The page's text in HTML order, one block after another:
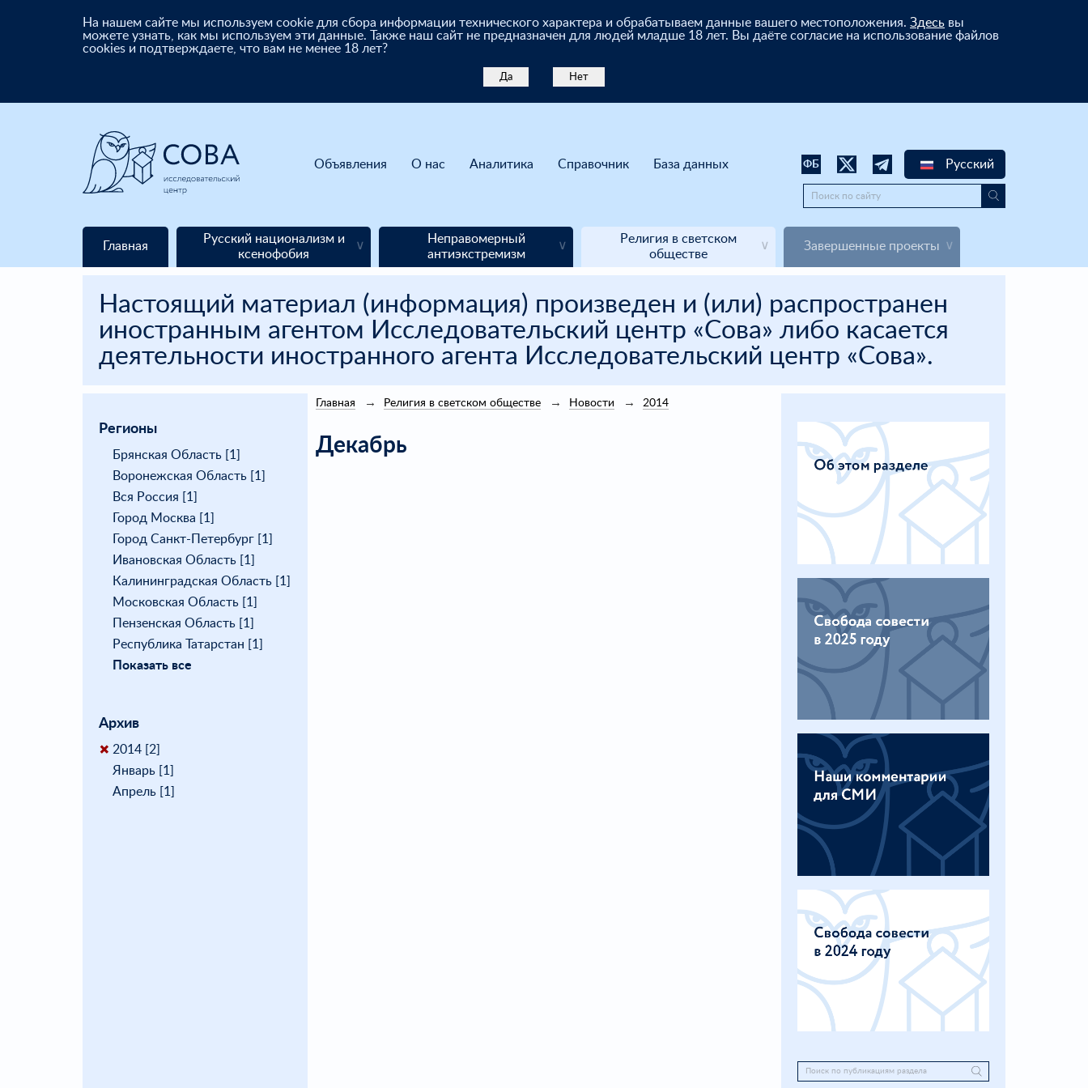
На нашем сайте мы используем cookie для сбора информации технического характера и обрабатываем данные вашего местоположения. Здесь вы
можете узнать, как мы используем эти данные. Также наш сайт не предназначен для людей младше 18 лет. Вы даёте согласие на использование файлов
cookies и подтверждаете, что вам не менее 18 лет?
Да Нет
Объявления О нас Аналитика Справочник База данных ФБ Русский
Главная
Русский национализм и
ксенофобия
Неправомерный
антиэкстремизм
Религия в светском
обществе
Завершенные проекты
Настоящий материал (информация) произведен и (или) распространен
иностранным агентом Исследовательский центр «Сова» либо касается
деятельности иностранного агента Исследовательский центр «Сова».
Регионы
Брянская Область [1]
Воронежская Область [1]
Вся Россия [1]
Город Москва [1]
Город Санкт-Петербург [1]
Ивановская Область [1]
Калининградская Область [1]
Московская Область [1]
Пензенская Область [1]
Республика Татарстан [1]
Показать все
Архив
2014 [2]
Январь [1]
Апрель [1]
Главная Религия в светском обществе Новости 2014
Декабрь